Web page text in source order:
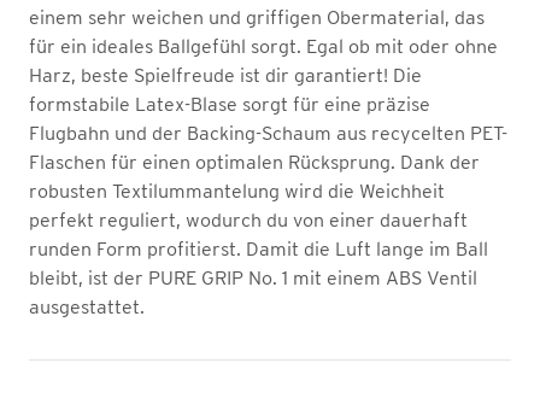
einem sehr weichen und griffigen Obermaterial, das
für ein ideales Ballgefühl sorgt. Egal ob mit oder ohne
Harz, beste Spielfreude ist dir garantiert! Die
formstabile Latex-Blase sorgt für eine präzise
Flugbahn und der Backing-Schaum aus recycelten PET-
Flaschen für einen optimalen Rücksprung. Dank der
robusten Textilummantelung wird die Weichheit
perfekt reguliert, wodurch du von einer dauerhaft
runden Form profitierst. Damit die Luft lange im Ball
bleibt, ist der PURE GRIP No. 1 mit einem ABS Ventil
ausgestattet.